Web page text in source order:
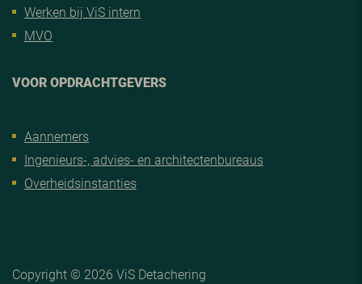
Werken bij ViS intern
MVO
VOOR OPDRACHTGEVERS
Aannemers
Ingenieurs-, advies- en architectenbureaus
Overheidsinstanties
Copyright © 2026 ViS Detachering